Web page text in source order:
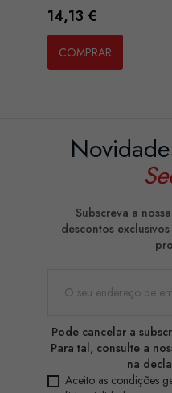
Preço
14,13 €
COMPRAR
Subscreva a
descontos
Pode cancelar a
Para tal, consulte a
na
Aceito as condições